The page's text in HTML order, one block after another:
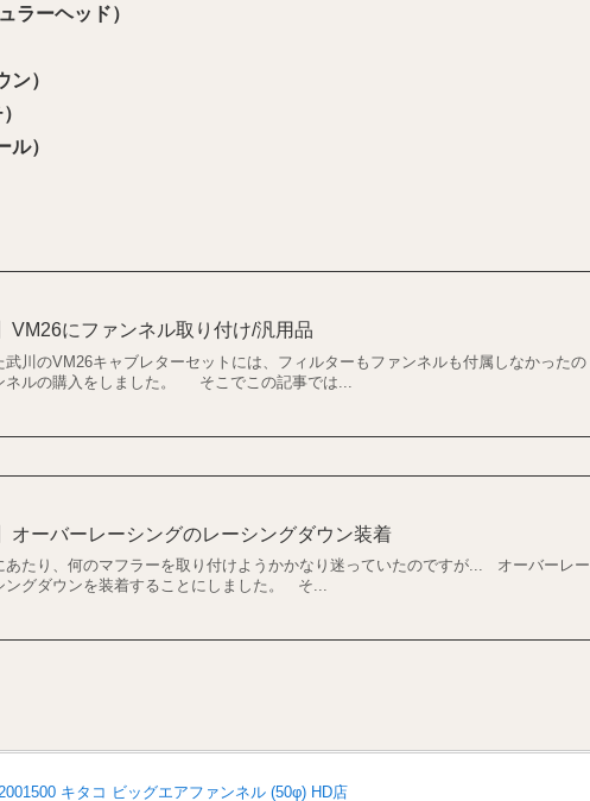
ラーヘッド）
）
）
VM26にファンネル取り付け/汎用品
武川のVM26キャブレターセットには、フィルターもファンネルも付属しなかったの
ネルの購入をしました。 そこでこの記事では...
オーバーレーシングのレーシングダウン装着
あたり、何のマフラーを取り付けようかかなり迷っていたのですが... オーバーレー
ングダウンを装着することにしました。 そ...
2001500 キタコ ビッグエアファンネル (50φ) HD店